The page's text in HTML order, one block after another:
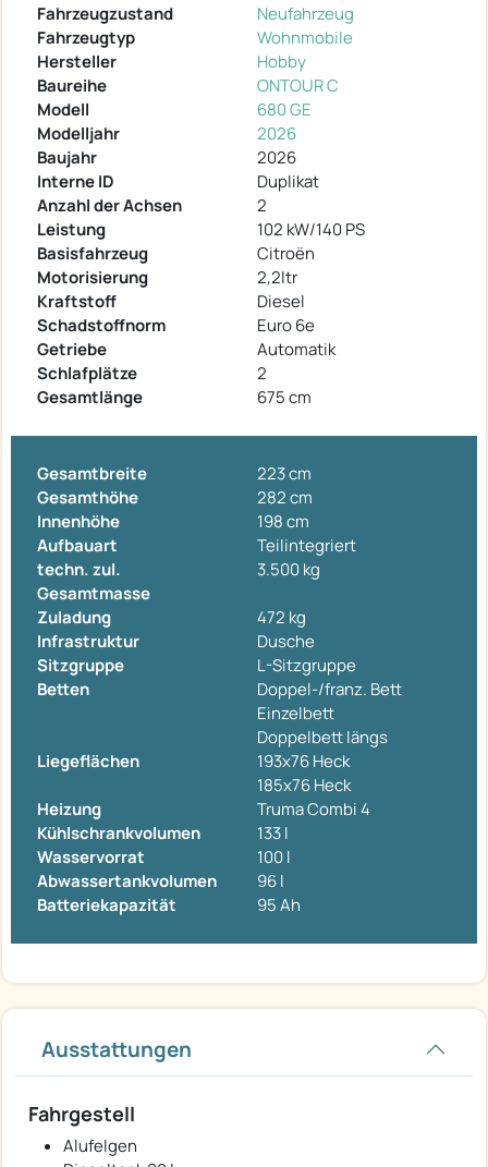
Fahrzeugzustand
Neufahrzeug
Fahrzeugtyp
Wohnmobile
Hersteller
Hobby
Baureihe
ONTOUR C
Modell
680 GE
Modelljahr
2026
Baujahr
2026
Interne ID
Duplikat
Anzahl der Achsen
2
Leistung
102 kW/140 PS
Basisfahrzeug
Citroën
Motorisierung
2,2ltr
Kraftstoff
Diesel
Schadstoffnorm
Euro 6e
Getriebe
Automatik
Schlafplätze
2
Gesamtlänge
675 cm
Gesamtbreite
223 cm
Gesamthöhe
282 cm
Innenhöhe
198 cm
Aufbauart
Teilintegriert
techn. zul.
Gesamtmasse
3.500 kg
Zuladung
472 kg
Infrastruktur
Dusche
Sitzgruppe
L-Sitzgruppe
Betten
Doppel-/franz. Bett
Einzelbett
Doppelbett längs
Liegeflächen
193x76 Heck
185x76 Heck
Heizung
Truma Combi 4
Kühlschrankvolumen
133 l
Wasservorrat
100 l
Abwassertankvolumen
96 l
Batteriekapazität
95 Ah
Ausstattungen
Fahrgestell
Alufelgen